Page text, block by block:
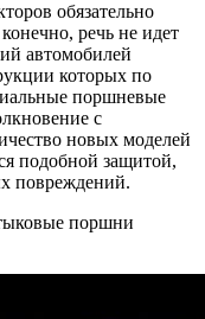
обязательно
речь не идет
автомобилей
которых по
поршневые
с
новых моделей
подобной защитой,
повреждений.
поршни